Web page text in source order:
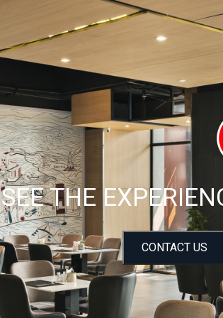
SEE THE
CONTACT US